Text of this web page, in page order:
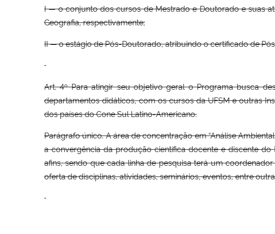
I — o conjunto dos cursos de Mestrado e Doutorado e suas
Geografia, respectivamente;
II — o estágio de Pós-Doutorado, atribuindo o certificado de
Art. 4º Para atingir seu objetivo geral o Programa busca
departamentos didáticos, com os cursos da UFSM e outras
dos países do Cone Sul Latino-Americano.
Parágrafo único. A área de concentração em “Análise
a convergência da produção científica docente e discente
afins, sendo que cada linha de pesquisa terá um
oferta de disciplinas, atividades, seminários, eventos, entre